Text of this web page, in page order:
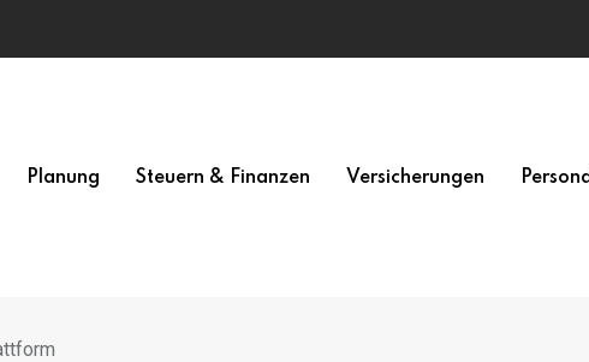
Planung Steuern & Finanzen Versicherungen